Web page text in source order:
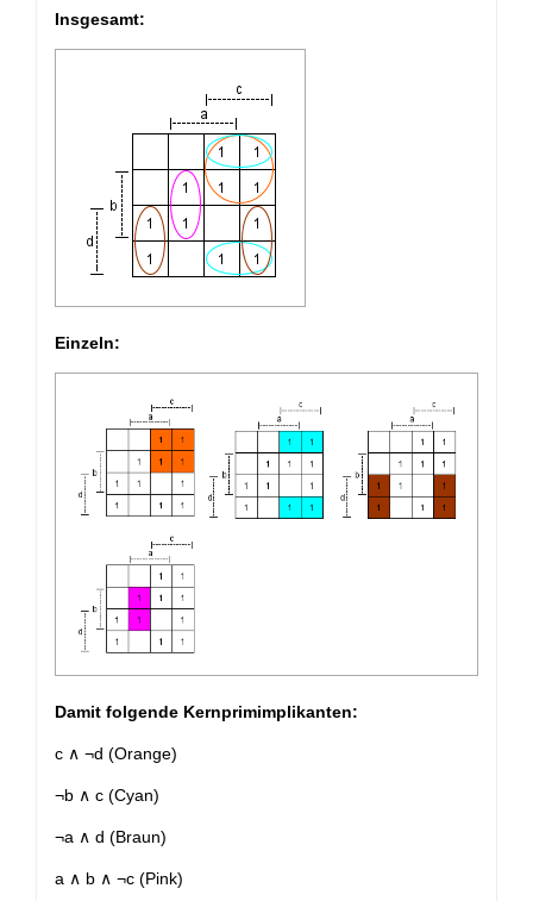
Insgesamt:
Einzeln:
Damit folgende Kernprimimplikanten:
c ∧ ¬d (Orange)
¬b ∧ c (Cyan)
¬a ∧ d (Braun)
a ∧ b ∧ ¬c (Pink)